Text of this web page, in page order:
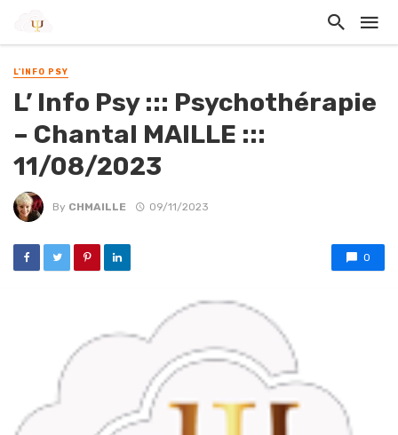
L'INFO PSY
L’ Info Psy ::: Psychothérapie
– Chantal MAILLE :::
11/08/2023
By CHMAILLE 09/11/2023
0